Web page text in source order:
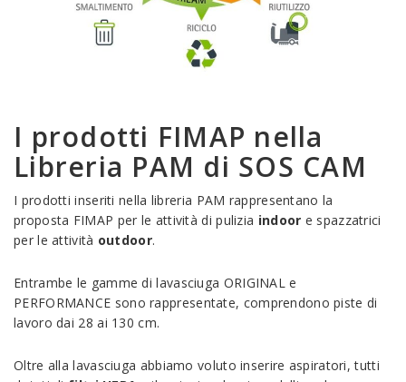
I prodotti FIMAP nella
Libreria PAM di SOS CAM
I prodotti inseriti nella libreria PAM rappresentano la
proposta FIMAP per le attività di pulizia indoor e spazzatrici
per le attività outdoor.
Entrambe le gamme di lavasciuga ORIGINAL e
PERFORMANCE sono rappresentate, comprendono piste di
lavoro dai 28 ai 130 cm.
Oltre alla lavasciuga abbiamo voluto inserire aspiratori, tutti